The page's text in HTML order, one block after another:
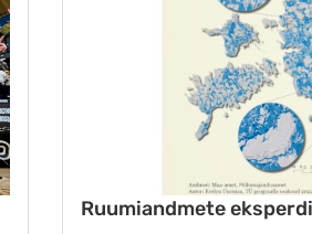
Ruumiandmete